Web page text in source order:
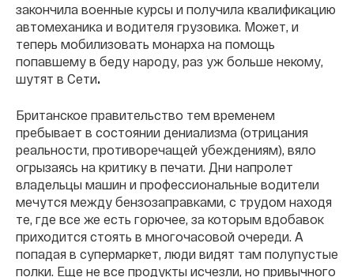
закончила военные курсы и получила квалификацию
автомеханика и водителя грузовика. Может, и
теперь мобилизовать монарха на помощь
попавшему в беду народу, раз уж больше некому,
шутят в Сети.
Британское правительство тем временем
пребывает в состоянии дениализма (отрицания
реальности, противоречащей убеждениям), вяло
огрызаясь на критику в печати. Дни напролет
владельцы машин и профессиональные водители
мечутся между бензозаправками, с трудом находя
те, где все же есть горючее, за которым вдобавок
приходится стоять в многочасовой очереди. А
попадая в супермаркет, люди видят там полупустые
полки. Еще не все продукты исчезли, но привычного